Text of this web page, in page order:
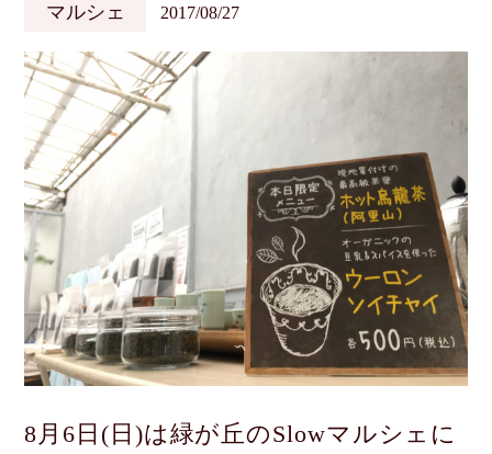
マルシェ 2017/08/27
8月6日(日)は緑が丘のSlowマルシェに